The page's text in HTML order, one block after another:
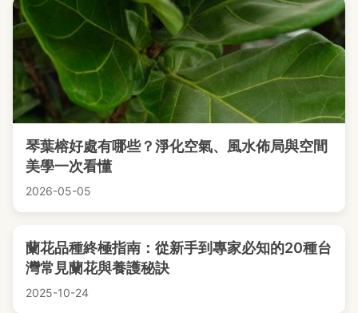
琴葉榕好處有哪些？淨化空氣、風水佈局與空間
美學一次看懂
2026-05-05
蘭花品種終極指南：從新手到專家必知的20種台
灣常見蘭花與養護秘訣
2025-10-24